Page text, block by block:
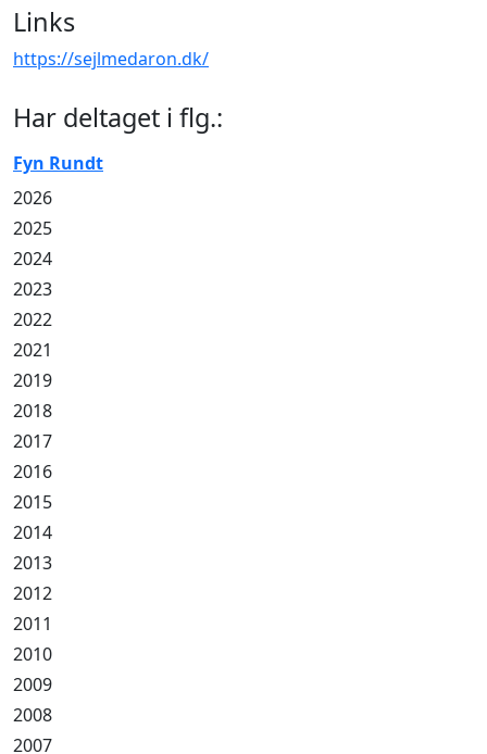
Links
https://sejlmedaron.dk/
Har deltaget i flg.:
Fyn Rundt
2026
2025
2024
2023
2022
2021
2019
2018
2017
2016
2015
2014
2013
2012
2011
2010
2009
2008
2007